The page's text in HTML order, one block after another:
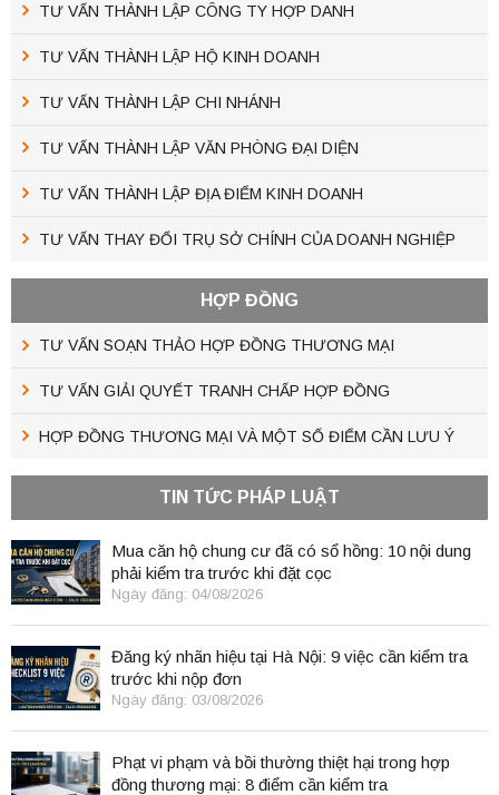
TƯ VẤN THÀNH LẬP CÔNG TY HỢP DANH
TƯ VẤN THÀNH LẬP HỘ KINH DOANH
TƯ VẤN THÀNH LẬP CHI NHÁNH
TƯ VẤN THÀNH LẬP VĂN PHÒNG ĐẠI DIỆN
TƯ VẤN THÀNH LẬP ĐỊA ĐIỂM KINH DOANH
TƯ VẤN THAY ĐỔI TRỤ SỞ CHÍNH CỦA DOANH NGHIỆP
HỢP ĐỒNG
TƯ VẤN SOẠN THẢO HỢP ĐỒNG THƯƠNG MẠI
TƯ VẤN GIẢI QUYẾT TRANH CHẤP HỢP ĐỒNG
HỢP ĐỒNG THƯƠNG MẠI VÀ MỘT SỐ ĐIỂM CẦN LƯU Ý
TIN TỨC PHÁP LUẬT
Mua căn hộ chung cư đã có sổ hồng: 10 nội dung
phải kiểm tra trước khi đặt cọc
Ngày đăng: 04/08/2026
Đăng ký nhãn hiệu tại Hà Nội: 9 việc cần kiểm tra
trước khi nộp đơn
Ngày đăng: 03/08/2026
Phạt vi phạm và bồi thường thiệt hại trong hợp
đồng thương mại: 8 điểm cần kiểm tra